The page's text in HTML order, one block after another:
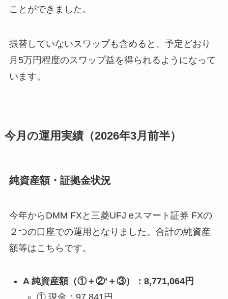
ことができました。
振替していないスワップも含めると、予定どおり
月5万円程度のスワップ益を得られるようになって
います。
今月の運用実績（2026年3月前半）
純資産額・証拠金状況
今年からDMM FXと三菱UFJ eスマート証券 FXの
２つの口座での運用となりました。合計の純資産
額等はこちらです。
A 純資産額（①＋②’＋③）：8,771,064円
① 現金：97,841円